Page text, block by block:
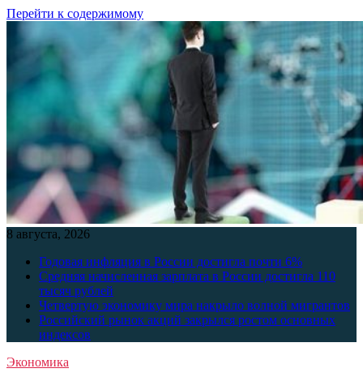
Перейти к содержимому
8 августа, 2026
Годовая инфляция в России достигла почти 6%
Средняя начисленная зарплата в России достигла 110
тысяч рублей
Четвертую экономику мира накрыло волной мигрантов
Российский рынок акций закрылся ростом основных
индексов
Экономика